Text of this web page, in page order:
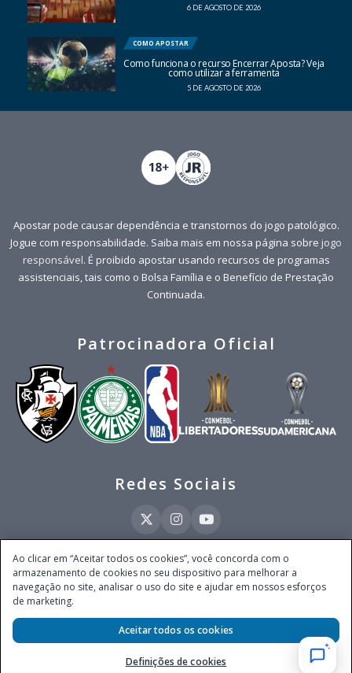
6 DE AGOSTO DE 2026
COMO APOSTAR
Como funciona o recurso Encerrar Aposta? Veja
como utilizar a ferramenta
5 DE AGOSTO DE 2026
Apostar pode causar dependência e transtornos do jogo patológico.
Jogue com responsabilidade. Saiba mais em nossa página sobre jogo
responsável. É proibido apostar usando recursos de programas
assistenciais, tais como o Bolsa Família e o Benefício de Prestação
Continuada.
Patrocinadora Oficial
Redes Sociais
Este site é operado pela Ventmear Brasil LTDA (CNPJ 52.868.380/0001-84), com
endereço na Avenida Brigadeiro Faria Lima, nº 4.055, 3º andar, Itaim Bibi, no
Município de São Paulo, Estado de São Paulo, CEP 04538-133, Brasil - empresa
Secretaria de Prêmios e Apostas do Ministério da Fazenda, conforme Portaria nº
247, de 07.02.2025, publicada no DOU em 11.2.2025.
Ao clicar em “Aceitar todos os cookies”, você concorda com o
armazenamento de cookies no seu dispositivo para melhorar a
navegação no site, analisar o uso do site e ajudar em nossos esforços
de marketing.
Definições de cookies
Aceitar todos os cookies